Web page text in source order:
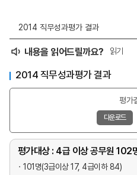
2014 직무성과평가 결과
내용을 읽어드릴까요? 읽기
2014 직무성과평가 결과
평가
다운로드
평가대상 : 4급 이상 공무원 102
101명(3급이상 17, 4급이하 84)